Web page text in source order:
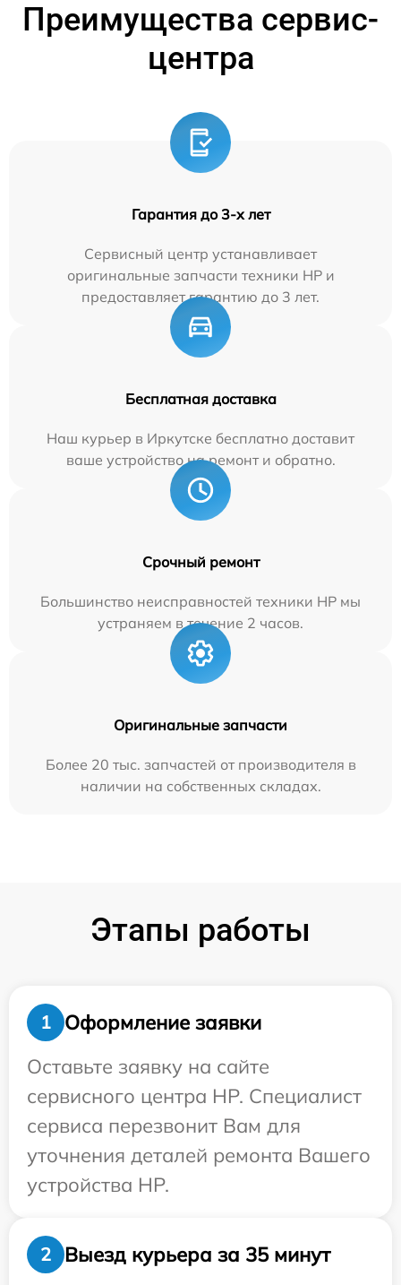
Преимущества сервис-
центра
Гарантия до 3-х лет
Сервисный центр устанавливает
оригинальные запчасти техники HP и
предоставляет гарантию до 3 лет.
Бесплатная доставка
Наш курьер в Иркутске бесплатно доставит
ваше устройство на ремонт и обратно.
Срочный ремонт
Большинство неисправностей техники HP мы
устраняем в течение 2 часов.
Оригинальные запчасти
Более 20 тыс. запчастей от производителя в
наличии на собственных складах.
Этапы работы
1
Оформление заявки
Оставьте заявку на сайте
сервисного центра HP. Специалист
сервиса перезвонит Вам для
уточнения деталей ремонта Вашего
устройства HP.
2
Выезд курьера за 35 минут